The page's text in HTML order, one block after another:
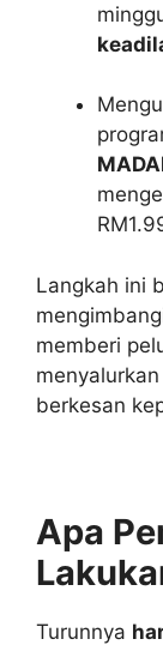
Langkah ini
memberi
berkesan
Apa
Turunnya